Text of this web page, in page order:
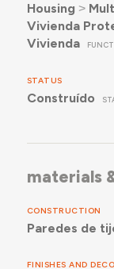
Housing ˃
Vivienda
Vivienda
STATUS
Construído
materials
CONSTRUCTION
Paredes de
FINISHES AND